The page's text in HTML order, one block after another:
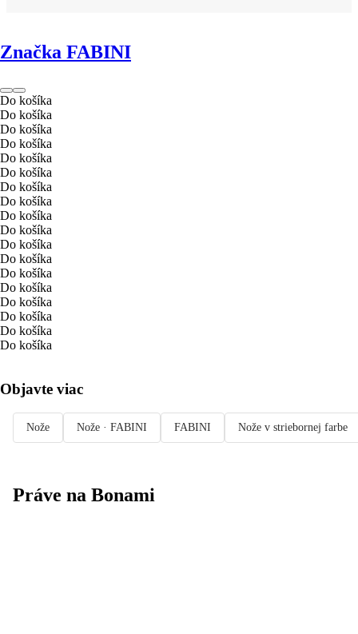
Značka FABINI
Do košíka
Do košíka
Do košíka
Do košíka
Do košíka
Do košíka
Do košíka
Do košíka
Do košíka
Do košíka
Do košíka
Do košíka
Do košíka
Do košíka
Do košíka
Do košíka
Do košíka
Do košíka
Objavte viac
Nože Nože · FABINI FABINI Nože v striebornej farbe
Práve na Bonami